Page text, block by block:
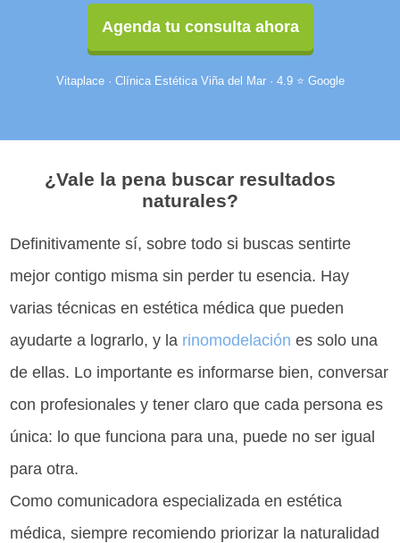
Agenda tu consulta ahora
Vitaplace · Clínica Estética Viña del Mar · 4.9 ⭐ Google
¿Vale la pena buscar resultados
naturales?
Definitivamente sí, sobre todo si buscas sentirte
mejor contigo misma sin perder tu esencia. Hay
varias técnicas en estética médica que pueden
ayudarte a lograrlo, y la rinomodelación es solo una
de ellas. Lo importante es informarse bien, conversar
con profesionales y tener claro que cada persona es
única: lo que funciona para una, puede no ser igual
para otra.
Como comunicadora especializada en estética
médica, siempre recomiendo priorizar la naturalidad